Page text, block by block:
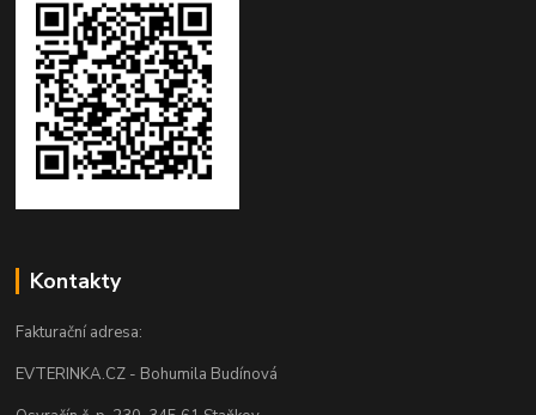
Kontakty
Fakturační adresa:
EVTERINKA.CZ - Bohumila Budínová